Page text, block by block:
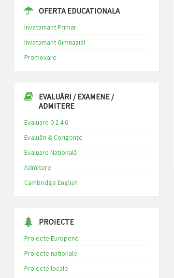
OFERTA EDUCATIONALA
Invatamant Primar
Invatamant Gimnazial
Promovare
EVALUĂRI / EXAMENE /
ADMITERE
Evaluare 0 2 4 6
Evaluări & Corigențe
Evaluare Națională
Admitere
Cambridge English
PROIECTE
Proiecte Europene
Proiecte nationale
Proiecte locale